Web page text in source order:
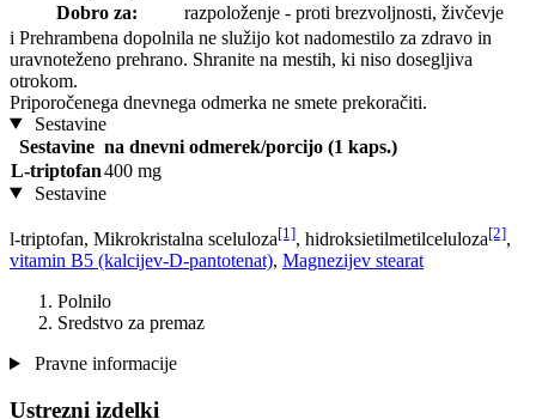
Dobro za:
razpoloženje - proti brezvoljnosti, živčevje
i Prehrambena dopolnila ne služijo kot nadomestilo za zdravo in
uravnoteženo prehrano. Shranite na mestih, ki niso dosegljiva
otrokom.
Priporočenega dnevnega odmerka ne smete prekoračiti.
Sestavine
Sestavine na dnevni odmerek/porcijo (1 kaps.)
L-triptofan400 mg
Sestavine
l-triptofan, Mikrokristalna sceluloza[1], hidroksietilmetilceluloza[2],
vitamin B5 (kalcijev-D-pantotenat), Magnezijev stearat
Polnilo
Sredstvo za premaz
Pravne informacije
Ustrezni izdelki